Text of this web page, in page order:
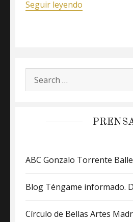
Seguir leyendo
Search
for:
ABC Gonzalo Torrente
Blog Téngame informado.
Círculo de Bellas Artes